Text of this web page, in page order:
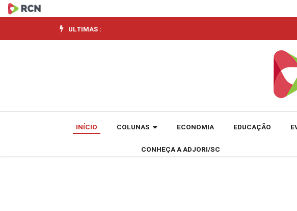
SCGÁS
registra
no
ULTIMAS :
INÍCIO COLUNAS ECONOMIA EDUCAÇÃO
CONHEÇA A ADJORI/SC